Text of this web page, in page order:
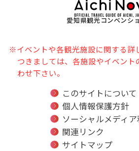
愛知県観光コンベンシ
※イベントや各観光施設に関する詳
つきましては、各施設やイベント
わせ下さい。
このサイトについて
個人情報保護方針
ソーシャルメディ
関連リンク
サイトマップ